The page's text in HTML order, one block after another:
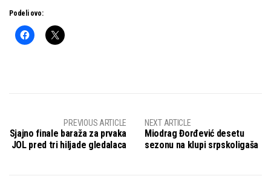
Podeli ovo:
PREVIOUS ARTICLE
Sjajno finale baraža za prvaka
JOL pred tri hiljade gledalaca
NEXT ARTICLE
Miodrag Đorđević desetu
sezonu na klupi srpskoligaša